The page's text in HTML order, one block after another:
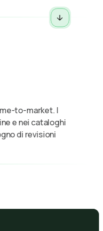
to-market. I
e nei cataloghi
di revisioni